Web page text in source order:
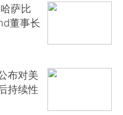
萨比
董事长
布对美
持续性